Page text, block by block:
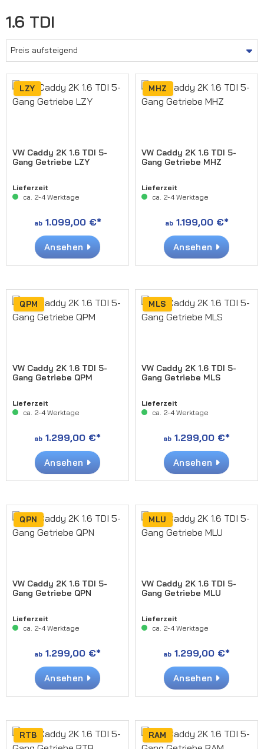
1.6 TDI
LZY
VW Caddy 2K 1.6 TDI 5-
Gang Getriebe LZY
Lieferzeit
ca. 2-4 Werktage
ab1.099,00 €*
Ansehen
MHZ
VW Caddy 2K 1.6 TDI 5-
Gang Getriebe MHZ
Lieferzeit
ca. 2-4 Werktage
ab1.199,00 €*
Ansehen
QPM
VW Caddy 2K 1.6 TDI 5-
Gang Getriebe QPM
Lieferzeit
ca. 2-4 Werktage
ab 1.299,00 €*
Ansehen
MLS
VW Caddy 2K 1.6 TDI 5-
Gang Getriebe MLS
Lieferzeit
ca. 2-4 Werktage
ab 1.299,00 €*
Ansehen
QPN
VW Caddy 2K 1.6 TDI 5-
Gang Getriebe QPN
Lieferzeit
ca. 2-4 Werktage
ab 1.299,00 €*
Ansehen
MLU
VW Caddy 2K 1.6 TDI 5-
Gang Getriebe MLU
Lieferzeit
ca. 2-4 Werktage
ab 1.299,00 €*
Ansehen
RTB RAM